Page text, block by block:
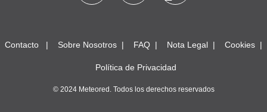
Contacto Sobre Nosotros FAQ Nota Legal Cookies
Política de Privacidad
© 2024 Meteored. Todos los derechos reservados